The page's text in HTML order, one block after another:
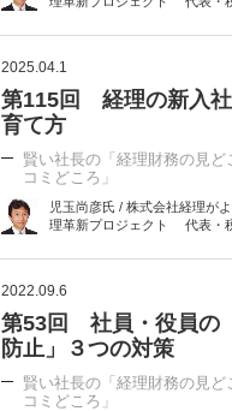
2025.04.1
第115回 経理の新入
育て方
賢い社長の「経理財務の見ど
コミどころ」
児玉尚彦氏 / 株式会社経理が
理革新プロジェクト 代表・
2022.09.6
第53回 社員・役員の
防止」３つの対策
賢い社長の「経理財務の見ど
コミどころ」